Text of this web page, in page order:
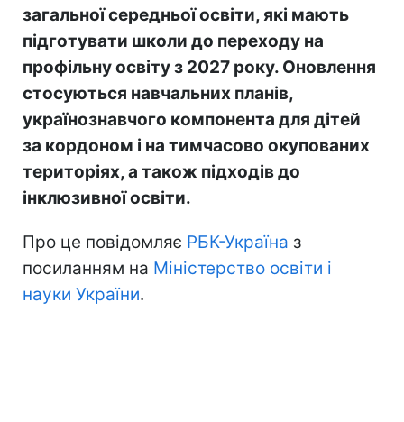
загальної середньої освіти, які мають
підготувати школи до переходу на
профільну освіту з 2027 року. Оновлення
стосуються навчальних планів,
українознавчого компонента для дітей
за кордоном і на тимчасово окупованих
територіях, а також підходів до
інклюзивної освіти.
Про це повідомляє РБК-Україна з
посиланням на Міністерство освіти і
науки України.